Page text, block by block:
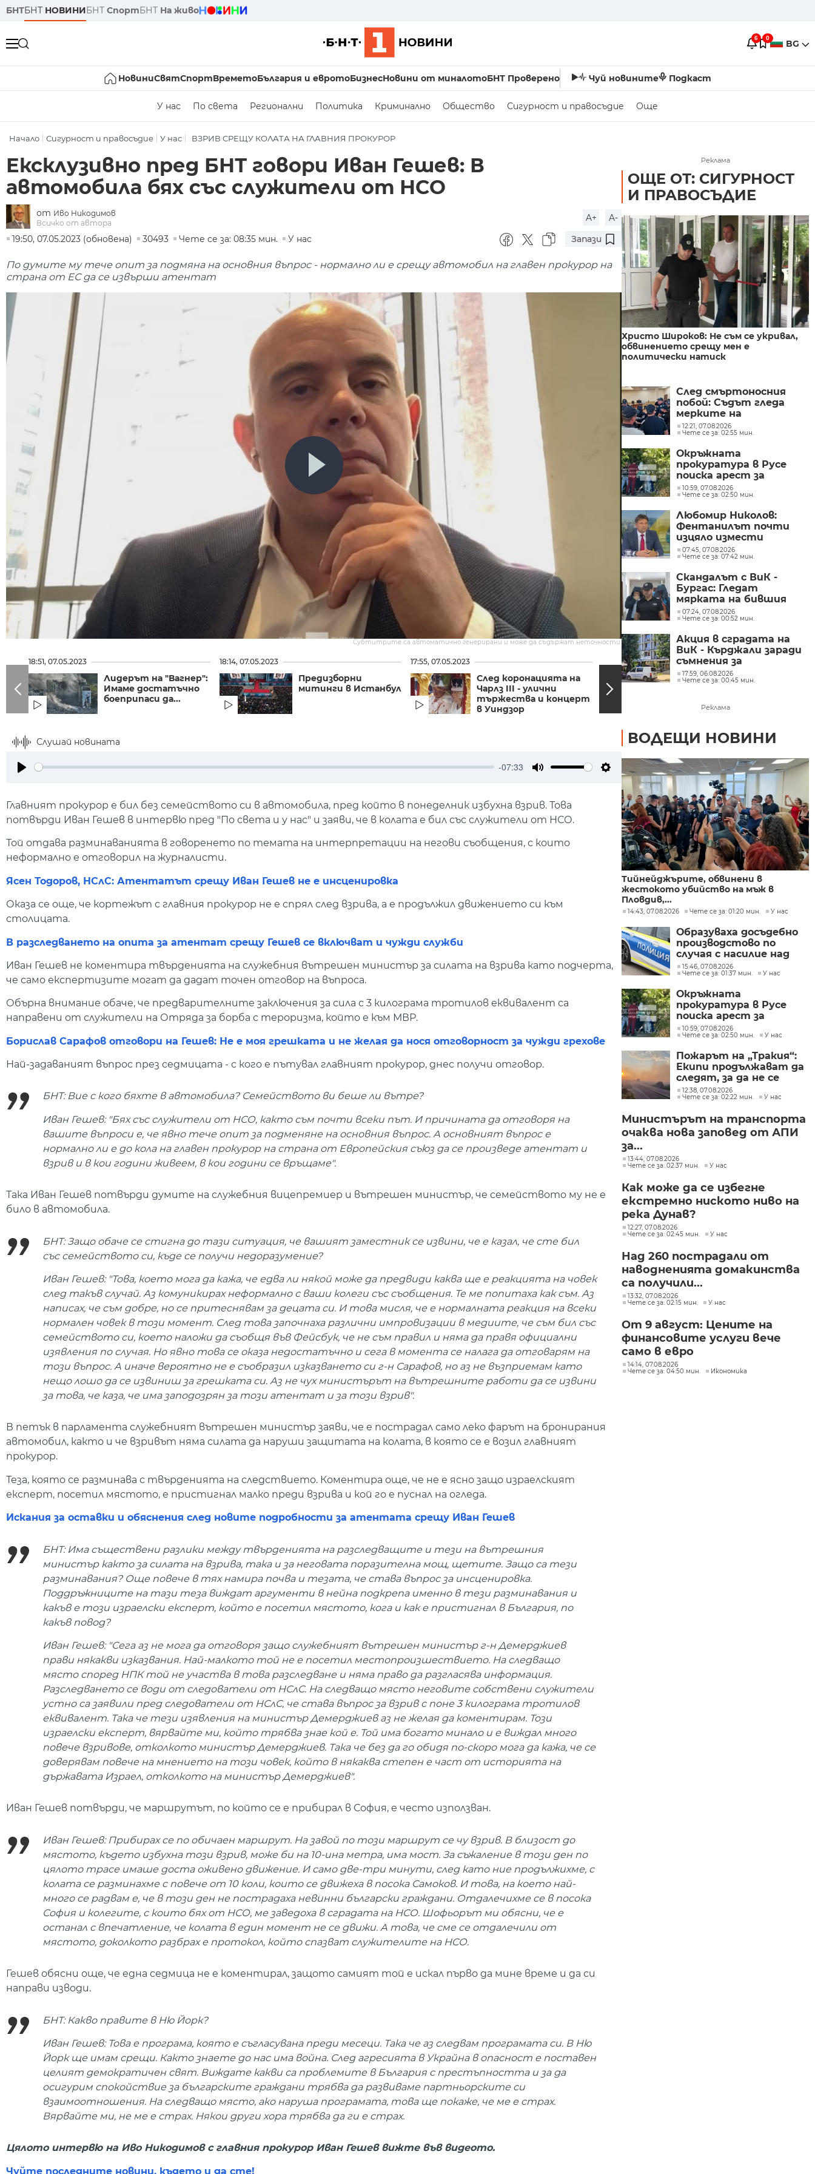
БНТБНТ НОВИНИБНТ СпортБНТ На живо
6 0 BG
НовиниСвятСпортВреметоБългария и евротоБизнесНовини от миналотоБНТ Проверено Чуй новините Подкаст
У нас По света Регионални Политика Криминално Общество Сигурност и правосъдие Още
Начало Сигурност и правосъдие У нас ВЗРИВ СРЕЩУ КОЛАТА НА ГЛАВНИЯ ПРОКУРОР
Ексклузивно пред БНТ говори Иван Гешев: В
автомобила бях със служители от НСО
от Иво Никодимов
Всичко от автора
A+
A-
19:50, 07.05.2023 (обновена)
30493 Чете се за: 08:35 мин. У нас Запази
По думите му тече опит за подмяна на основния въпрос - нормално ли е срещу автомобил на главен прокурор на
страна от ЕС да се извърши атентат
Субтитрите са автоматично генерирани и може да съдържат неточности.
18:51, 07.05.2023
Лидерът на "Вагнер":
Имаме достатъчно
боеприпаси да...
18:14, 07.05.2023
Предизборни
митинги в Истанбул
17:55, 07.05.2023
След коронацията на
Чарлз III - улични
тържества и концерт
в Уиндзор
17:30, 07.05.2023
Асоциацията на
скандалния...
Слушай новината
-07:33
Settings
Главният прокурор е бил без семейството си в автомобила, пред който в понеделник избухна взрив. Това
потвърди Иван Гешев в интервю пред "По света и у нас" и заяви, че в колата е бил със служители от НСО.
Той отдава разминаванията в говоренето по темата на интерпретации на негови съобщения, с които
неформално е отговорил на журналисти.
Ясен Тодоров, НСлС: Атентатът срещу Иван Гешев не е инсценировка
Оказа се още, че кортежът с главния прокурор не е спрял след взрива, а е продължил движението си към
столицата.
В разследването на опита за атентат срещу Гешев се включват и чужди служби
Иван Гешев не коментира твърденията на служебния вътрешен министър за силата на взрива като подчерта,
че само експертизите могат да дадат точен отговор на въпроса.
Обърна внимание обаче, че предварителните заключения за сила с 3 килограма тротилов еквивалент са
направени от служители на Отряда за борба с тероризма, който е към МВР.
Борислав Сарафов отговори на Гешев: Не е моя грешката и не желая да нося отговорност за чужди грехове
Най-задаваният въпрос през седмицата - с кого е пътувал главният прокурор, днес получи отговор.
БНТ: Вие с кого бяхте в автомобила? Семейството ви беше ли вътре?
Иван Гешев: "Бях със служители от НСО, както съм почти всеки път. И причината да отговоря на
вашите въпроси е, че явно тече опит за подменяне на основния въпрос. А основният въпрос е
нормално ли е до кола на главен прокурор на страна от Европейския съюз да се произведе атентат и
взрив и в кои години живеем, в кои години се връщаме".
Така Иван Гешев потвърди думите на служебния вицепремиер и вътрешен министър, че семейството му не е
било в автомобила.
БНТ: Защо обаче се стигна до тази ситуация, че вашият заместник се извини, че е казал, че сте бил
със семейството си, къде се получи недоразумение?
Иван Гешев: "Това, което мога да кажа, че едва ли някой може да предвиди каква ще е реакцията на човек
след такъв случай. Аз комуникирах неформално с ваши колеги със съобщения. Те ме попитаха как съм. Аз
написах, че съм добре, но се притеснявам за децата си. И това мисля, че е нормалната реакция на всеки
нормален човек в този момент. След това започнаха различни импровизации в медиите, че съм бил със
семейството си, което наложи да съобщя във Фейсбук, че не съм правил и няма да правя официални
изявления по случая. Но явно това се оказа недостатъчно и сега в момента се налага да отговарям на
този въпрос. А иначе вероятно не е съобразил изказването си г-н Сарафов, но аз не възприемам като
нещо лошо да се извиниш за грешката си. Аз не чух министърът на вътрешните работи да се извини
за това, че каза, че има заподозрян за този атентат и за този взрив".
В петък в парламента служебният вътрешен министър заяви, че е пострадал само леко фарът на бронирания
автомобил, както и че взривът няма силата да наруши защитата на колата, в която се е возил главният
прокурор.
Теза, която се разминава с твърденията на следствието. Коментира още, че не е ясно защо израелският
експерт, посетил мястото, е пристигнал малко преди взрива и кой го е пуснал на огледа.
Искания за оставки и обяснения след новите подробности за атентата срещу Иван Гешев
БНТ: Има съществени разлики между твърденията на разследващите и тези на вътрешния
министър както за силата на взрива, така и за неговата поразителна мощ, щетите. Защо са тези
разминавания? Още повече в тях намира почва и тезата, че става въпрос за инсценировка.
Поддръжниците на тази теза виждат аргументи в нейна подкрепа именно в тези разминавания и
какъв е този израелски експерт, който е посетил мястото, кога и как е пристигнал в България, по
какъв повод?
Иван Гешев: "Сега аз не мога да отговоря защо служебният вътрешен министър г-н Демерджиев
прави някакви изказвания. Най-малкото той не е посетил местопроизшествието. На следващо
място според НПК той не участва в това разследване и няма право да разгласява информация.
Разследването се води от следователи от НСлС. На следващо място неговите собствени служители
устно са заявили пред следователи от НСлС, че става въпрос за взрив с поне 3 килограма тротилов
еквивалент. Така че тези изявления на министър Демерджиев аз не желая да коментирам. Този
израелски експерт, вярвайте ми, който трябва знае кой е. Той има богато минало и е виждал много
повече взривове, отколкото министър Демерджиев. Така че без да го обидя по-скоро мога да кажа, че се
доверявам повече на мнението на този човек, който в някаква степен е част от историята на
държавата Израел, отколкото на министър Демерджиев".
Иван Гешев потвърди, че маршрутът, по който се е прибирал в София, е често използван.
Иван Гешев: Прибирах се по обичаен маршрут. На завой по този маршрут се чу взрив. В близост до
мястото, където избухна този взрив, може би на 10-ина метра, има мост. За съжаление в този ден по
цялото трасе имаше доста оживено движение. И само две-три минути, след като ние продължихме, с
колата се разминахме с повече от 10 коли, които се движеха в посока Самоков. И това, на което най-
много се радвам е, че в този ден не пострадаха невинни български граждани. Отдалечихме се в посока
София и колегите, с които бях от НСО, ме заведоха в сградата на НСО. Шофьорът ми обясни, че е
останал с впечатление, че колата в един момент не се движи. А това, че сме се отдалечили от
мястото, доколкото разбрах е протокол, който спазват служителите на НСО.
Гешев обясни още, че една седмица не е коментирал, защото самият той е искал първо да мине време и да си
направи изводи.
БНТ: Какво правите в Ню Йорк?
Иван Гешев: Това е програма, която е съгласувана преди месеци. Така че аз следвам програмата си. В Ню
Йорк ще имам срещи. Както знаете до нас има война. След агресията в Украйна в опасност е поставен
целият демократичен свят. Виждате какви са проблемите в България с престъпността и за да
осигурим спокойствие за българските граждани трябва да развиваме партньорските си
взаимоотношения. На следващо място, ако наруша програмата, това ще покаже, че ме е страх.
Вярвайте ми, не ме е страх. Някои други хора трябва да ги е страх.
Цялото интервю на Иво Никодимов с главния прокурор Иван Гешев вижте във видеото.
Чуйте последните новини, където и да сте!
Реклама
ОЩЕ ОТ: СИГУРНОСТ
И ПРАВОСЪДИЕ
Христо Широков: Не съм се укривал,
обвинението срещу мен е
политически натиск
След смъртоносния
побой: Съдът гледа
мерките на
задържаните
тийнейджъри
12:21, 07.08.2026
Чете се за: 02:55 мин.
Окръжната
прокуратура в Русе
поиска арест за
петима от
участниците в
групите, свързани с
разбитата
лаборатория за
фентанил
10:59, 07.08.2026
Чете се за: 02:50 мин.
Любомир Николов:
Фентанилът почти
изцяло измести
хероина, възможно е
разбитата
единствената у нас
07:45, 07.08.2026
Чете се за: 07:42 мин.
Скандалът с ВиК -
Бургас: Гледат
мярката на бившия
директор
07:24, 07.08.2026
Чете се за: 00:52 мин.
Акция в сградата на
ВиК - Кърджали заради
съмнения за
злоупотреби с
евросредства
17:59, 06.08.2026
Чете се за: 00:45 мин.
Реклама
ВОДЕЩИ НОВИНИ
Тийнейджърите, обвинени в
жестокото убийство на мъж в
Пловдив,...
14:43, 07.08.2026 Чете се за: 01:20 мин. У нас
Образуваха досъдебно
производстово по
случая с насилие над
дете в Радомир
15:46, 07.08.2026
Чете се за: 01:37 мин.
У нас
Окръжната
прокуратура в Русе
поиска арест за
петима от
участниците в
разбитата
лаборатория за
фентанил
10:59, 07.08.2026
Чете се за: 02:50 мин.
У нас
Пожарът на „Тракия“:
Екипи продължават да
следят, за да не се
разпространява
огънят
12:38, 07.08.2026
Чете се за: 02:22 мин.
У нас
Министърът на транспорта
очаква нова заповед от АПИ
за...
13:44, 07.08.2026
Чете се за: 02:37 мин.
У нас
Как може да се избегне
екстремно ниското ниво на
река Дунав?
12:27, 07.08.2026
Чете се за: 02:45 мин.
У нас
Над 260 пострадали от
наводненията домакинства
са получили...
13:32, 07.08.2026
Чете се за: 02:15 мин.
У нас
От 9 август: Цените на
финансовите услуги вече
само в евро
14:14, 07.08.2026
Чете се за: 04:50 мин.
Икономика